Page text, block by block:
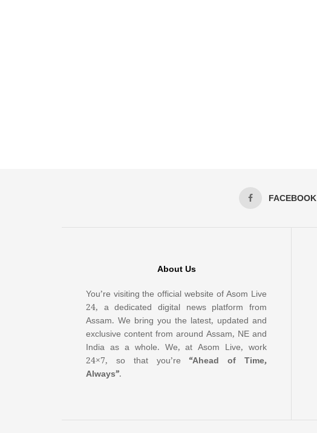
FACEBOOK
About Us
You’re visiting the official website of Asom Live
24, a dedicated digital news platform from
Assam. We bring you the latest, updated and
exclusive content from around Assam, NE and
India as a whole. We, at Asom Live, work
24×7, so that you’re“Ahead of Time,
Always”.